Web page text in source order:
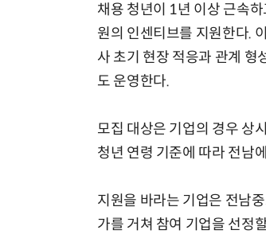
채용 청년이 1년 이상 근속
원의 인센티브를 지원한다.
사 초기 현장 적응과 관계 형
도 운영한다.
모집 대상은 기업의 경우 상
청년 연령 기준에 따라 전남
지원을 바라는 기업은 전남
가를 거쳐 참여 기업을 선정